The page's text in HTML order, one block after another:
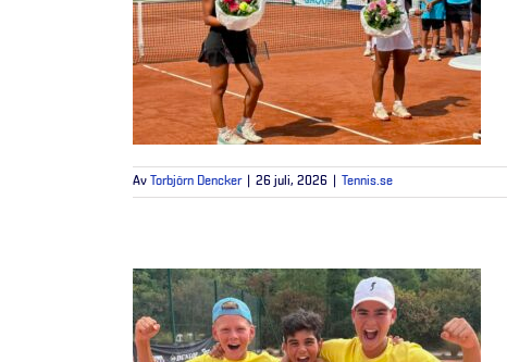
Av Torbjörn Dencker 26 juli, 2026 Tennis.se